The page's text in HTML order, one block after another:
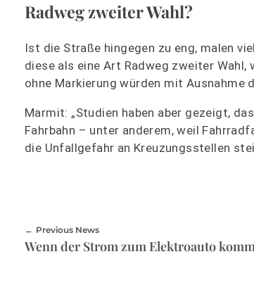
Radweg zweiter Wahl?
Ist die Straße hingegen zu eng, malen
diese als eine Art Radweg zweiter
ohne Markierung würden mit Ausnahme
Marmit: „Studien haben aber gezeigt,
Fahrbahn – unter anderem, weil
die Unfallgefahr an Kreuzungsstellen
Previous News
Wenn der Strom zum Elektroauto